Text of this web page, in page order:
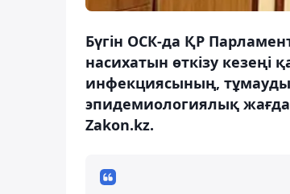
Бүгін ОСК-да ҚР
насихатын өткізу кезеңі
инфекциясының,
эпидемиологиялық
Zakon.kz.